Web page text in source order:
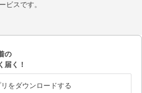
ビスです。
の
届く！
をダウンロードする